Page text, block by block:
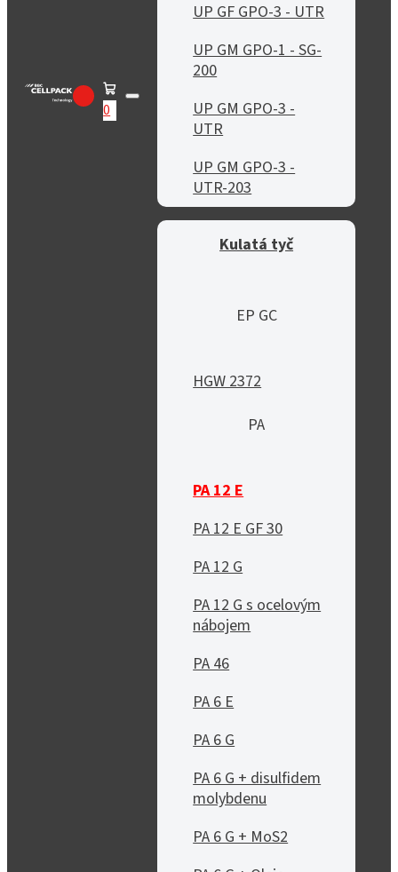
0
UP GF GPO-3 - UTR
UP GM GPO-1 - SG-
200
UP GM GPO-3 -
UTR
UP GM GPO-3 -
UTR-203
Kulatá tyč
EP GC
HGW 2372
PA
PA 12 E
PA 12 E GF 30
PA 12 G
PA 12 G s ocelovým
nábojem
PA 46
PA 6 E
PA 6 G
PA 6 G + disulfidem
molybdenu
PA 6 G + MoS2